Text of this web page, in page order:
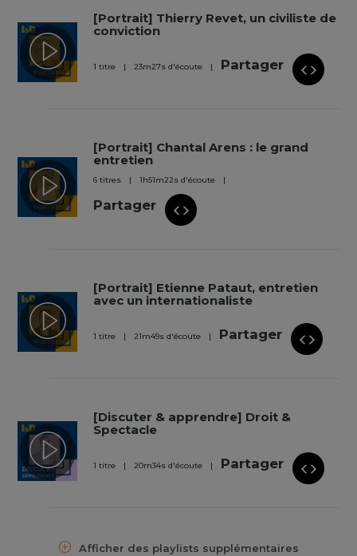
[Portrait] Thierry Revet, un civiliste de
conviction
1 titre 23m27s d'écoute Partager
[Portrait] Chantal Arens : le grand
entretien
6 titres 1h51m22s d'écoute
Partager
[Portrait] Etienne Pataut, entretien
avec un internationaliste
1 titre 21m49s d'écoute Partager
[Discuter & apprendre] Droit &
Spectacle
1 titre 20m34s d'écoute Partager
Afficher des playlists supplémentaires